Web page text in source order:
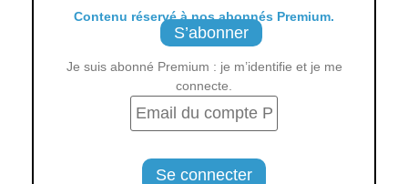
Contenu réservé à nos abonnés Premium.
S’abonner
Je suis abonné Premium : je m’identifie et je me
connecte.